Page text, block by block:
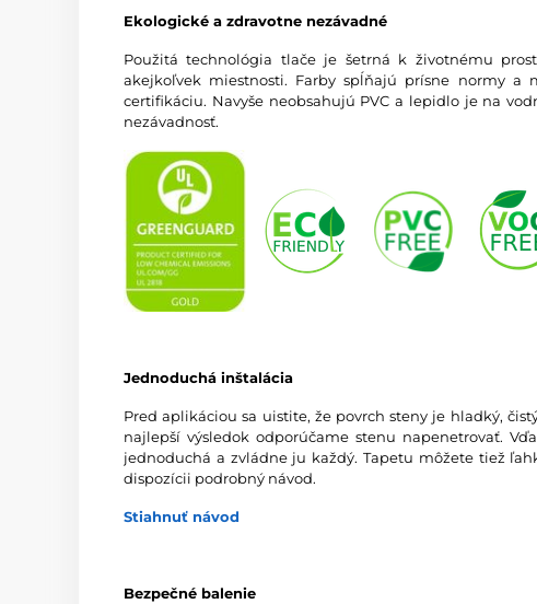
Ekologické a zdravotne nezávadné
Použitá technológia tlače je šetrná k životnému
akejkoľvek miestnosti. Farby spĺňajú prísne normy a
certifikáciu. Navyše neobsahujú PVC a lepidlo je na
nezávadnosť.
Jednoduchá inštalácia
Pred aplikáciou sa uistite, že povrch steny je hladký,
najlepší výsledok odporúčame stenu napenetrovať.
jednoduchá a zvládne ju každý. Tapetu môžete tiež
dispozícii podrobný návod.
Stiahnuť návod
Bezpečné balenie